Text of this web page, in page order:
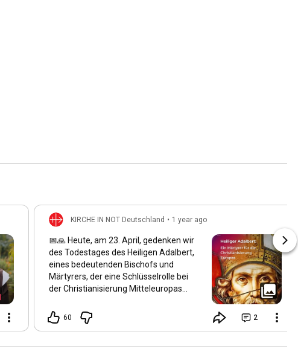
KIRCHE IN NOT Deutschland • 1 year ago
📅🙏 Heute, am 23. April, gedenken wir
des Todestages des Heiligen Adalbert,
eines bedeutenden Bischofs und
Märtyrers, der eine Schlüsselrolle bei
der Christianisierung Mitteleuropas
wurde er der zweite Bischof von Prag
und setzte sich intensiv für die
Böhmen, Polen und Ungarn ein. Am 23.
60 2